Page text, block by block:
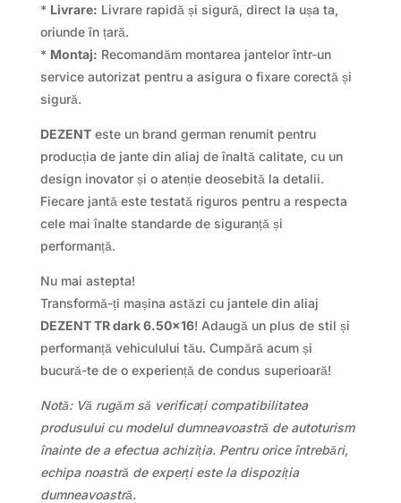
* Livrare: Livrare rapidă și sigură, direct la ușa ta,
oriunde în țară.
* Montaj: Recomandăm montarea jantelor într-un
service autorizat pentru a asigura o fixare corectă și
sigură.
DEZENTeste un brand german renumit pentru
producția de jante din aliaj de înaltă calitate, cu un
design inovator și o atenție deosebită la detalii.
Fiecare jantă este testată riguros pentru a respecta
cele mai înalte standarde de siguranță și
performanță.
Nu mai astepta!
Transformă-ți mașina astăzi cu jantele din aliaj
DEZENT TR dark 6.50×16! Adaugă un plus de stil și
performanță vehiculului tău. Cumpără acum și
bucură-te de o experiență de condus superioară!
Notă: Vă rugăm să verificați compatibilitatea
produsului cu modelul dumneavoastră de autoturism
înainte de a efectua achiziția. Pentru orice întrebări,
echipa noastră de experți este la dispoziția
dumneavoastră.